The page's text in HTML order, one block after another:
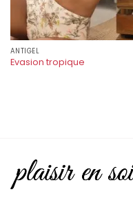
ANTIGEL
Evasion tropique